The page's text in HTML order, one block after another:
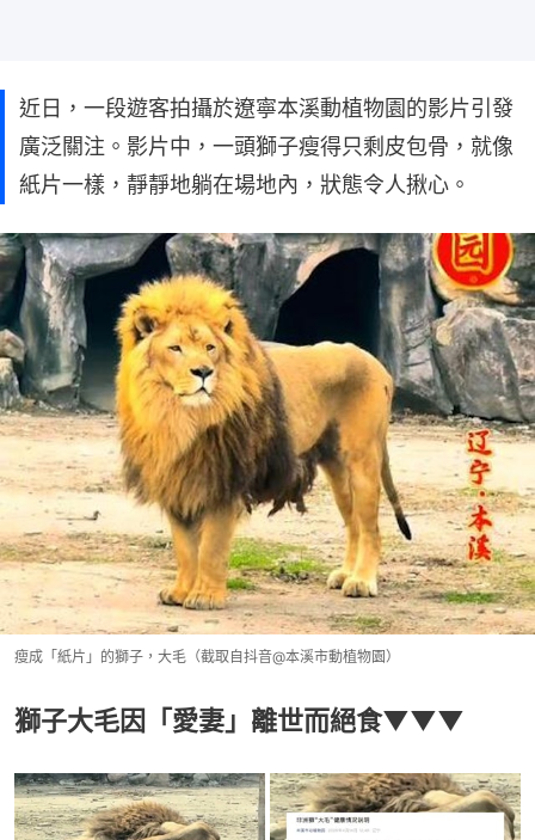
近日，一段遊客拍攝於遼寧本溪動植物園的影片引發
廣泛關注。影片中，一頭獅子瘦得只剩皮包骨，就像
紙片一樣，靜靜地躺在場地內，狀態令人揪心。
瘦成「紙片」的獅子，大毛（截取自抖音@本溪市動植物園）
獅子大毛因「愛妻」離世而絕食▼▼▼